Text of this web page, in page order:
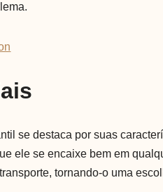
se destaca por suas
ele se encaixe bem em
tornando-o uma